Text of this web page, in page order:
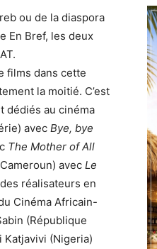
ou de la diaspora
En Bref, les deux
films dans cette
la moitié. C’est
dédiés au cinéma
avec Bye, bye
The Mother of All
avec Le
réalisateurs en
Cinéma Africain-
(République
Katjavivi (Nigeria)